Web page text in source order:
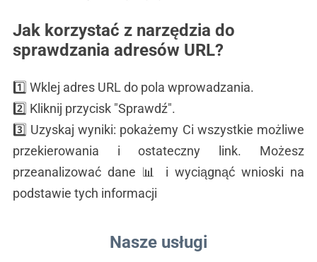
Jak korzystać z narzędzia do
sprawdzania adresów URL?
1️⃣ Wklej adres URL do pola wprowadzania.
2️⃣ Kliknij przycisk "Sprawdź".
3️⃣ Uzyskaj wyniki: pokażemy Ci wszystkie możliwe
przekierowania i ostateczny link. Możesz
przeanalizować dane 📊 i wyciągnąć wnioski na
podstawie tych informacji